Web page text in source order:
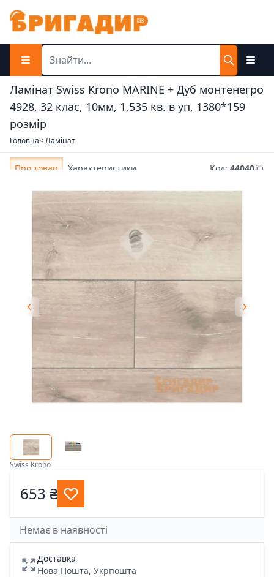
Ламінат Swiss Krono MARINE + Дуб монтенегро
4928, 32 клас, 10мм, 1,535 кв. в уп, 1380*159
розмір
Головна< Ламінат
Про товар Характеристики Код: 44040
Swiss Krono
653 ₴
Немає в наявності
Доставка
Нова Пошта, Укрпошта